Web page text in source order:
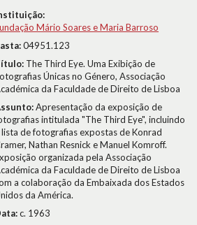
Mário Soares e Maria Barroso
04951.123
The Third Eye. Uma Exibição de
Únicas no Género, Associação
da Faculdade de Direito de Lisboa
Apresentação da exposição de
intitulada "The Third Eye", incluindo
lista de fotografias expostas de Konrad
Nathan Resnick e Manuel Komroff.
organizada pela Associação
da Faculdade de Direito de Lisboa
a colaboração da Embaixada dos Estados
da América.
c. 1963